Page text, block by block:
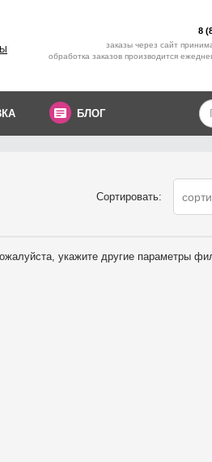
8
заказы через сайт
обработка заказов производится
БЛОГ
Сортировать:
укажите другие параметры